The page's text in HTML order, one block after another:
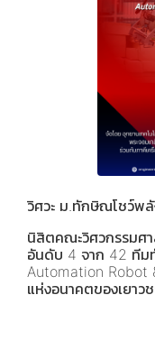
วิศวะ ม.ทักษิณโชว์พลั
นิสิตคณะวิศวกรรมศ
อันดับ 4 จาก 42 ทีมทั่
Automation Robot
แห่งอนาคตของเยา